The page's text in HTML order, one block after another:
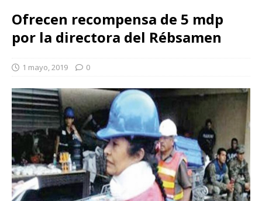
Ofrecen recompensa de 5 mdp
por la directora del Rébsamen
1 mayo, 2019 0